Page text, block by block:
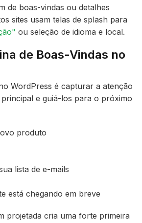
de boas-vindas ou detalhes
sites usam telas de splash para
ou seleção de idioma e local.
de Boas-Vindas no
WordPress é capturar a atenção
e guiá-los para o próximo
produto
lista de e-mails
está chegando em breve
projetada cria uma forte primeira